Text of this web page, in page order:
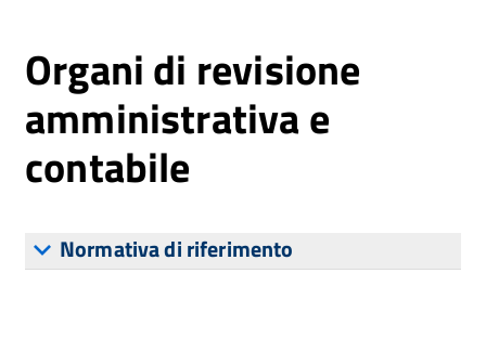
Organi di revisione
amministrativa e
contabile
Normativa di riferimento